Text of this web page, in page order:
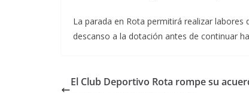
La parada en Rota permitirá realizar
descanso a la dotación antes de continuar
El Club Deportivo Rota rompe su